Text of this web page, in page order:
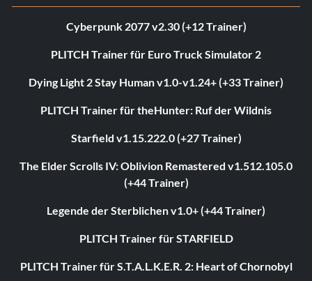
Cyberpunk 2077 v2.30 (+12 Trainer)
PLITCH Trainer für Euro Truck Simulator 2
Dying Light 2 Stay Human v1.0-v1.24+ (+33 Trainer)
PLITCH Trainer für theHunter: Ruf der Wildnis
Starfield v1.15.222.0 (+27 Trainer)
The Elder Scrolls IV: Oblivion Remastered v1.512.105.0
(+44 Trainer)
Legende der Sterblichen v1.0+ (+44 Trainer)
PLITCH Trainer für STARFIELD
PLITCH Trainer für S.T.A.L.K.E.R. 2: Heart of Chornobyl